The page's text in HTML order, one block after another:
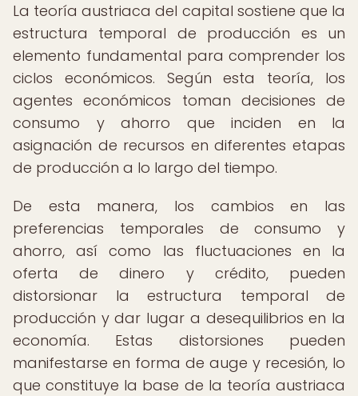
La teoría austriaca del capital sostiene que la
estructura temporal de producción es un
elemento fundamental para comprender los
ciclos económicos. Según esta teoría, los
agentes económicos toman decisiones de
consumo y ahorro que inciden en la
asignación de recursos en diferentes etapas
de producción a lo largo del tiempo.
De esta manera, los cambios en las
preferencias temporales de consumo y
ahorro, así como las fluctuaciones en la
oferta de dinero y crédito, pueden
distorsionar la estructura temporal de
producción y dar lugar a desequilibrios en la
economía. Estas distorsiones pueden
manifestarse en forma de auge y recesión, lo
que constituye la base de la teoría austriaca